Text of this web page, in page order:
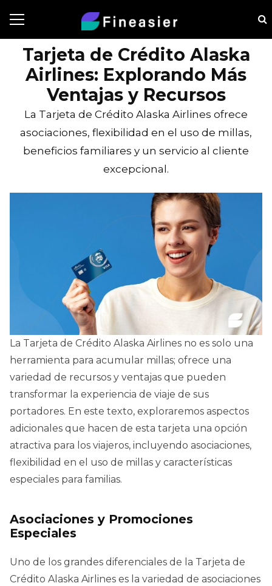
Tarjeta de Crédito Alaska
Airlines: Explorando Más
Ventajas y Recursos
La Tarjeta de Crédito Alaska Airlines ofrece
asociaciones, flexibilidad en el uso de millas,
beneficios familiares y un servicio al cliente
excepcional.
La Tarjeta de Crédito Alaska Airlines no es solo una
herramienta para acumular millas; ofrece una
variedad de recursos y ventajas que pueden
transformar la experiencia de viaje de sus
portadores. En este texto, exploraremos aspectos
adicionales que hacen de esta tarjeta una opción
atractiva para los viajeros, incluyendo asociaciones,
flexibilidad en el uso de millas y características
especiales para familias.
Asociaciones y Promociones
Especiales
Uno de los grandes diferenciales de la Tarjeta de
Crédito Alaska Airlines es la variedad de asociaciones